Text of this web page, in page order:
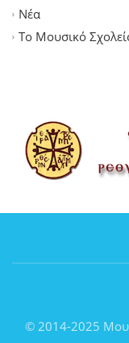
Νέα
Το Μουσικό
© 2014-2025